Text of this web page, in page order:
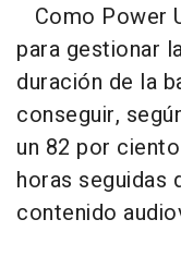
Como Power
para gestionar
duración de la
conseguir,
un 82 por
horas seguidas
contenido